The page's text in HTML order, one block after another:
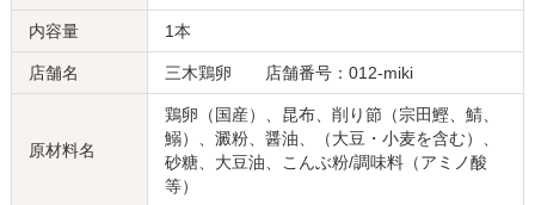
内容量 1本
店舗名 三木鶏卵 店舗番号：012-miki
原材料名
鶏卵（国産）、昆布、削り節（宗田鰹、鯖、
鰯）、澱粉、醤油、（大豆・小麦を含む）、
砂糖、大豆油、こんぶ粉/調味料（アミノ酸
等）